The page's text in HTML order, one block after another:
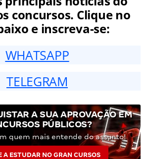
concursos. Clique no
e inscreva-se:
WHATSAPP
TELEGRAM
A SUA APROVAÇÃO EM
PÚBLICOS?
quem mais entende do assunto!
A ESTUDAR NO GRAN CURSOS